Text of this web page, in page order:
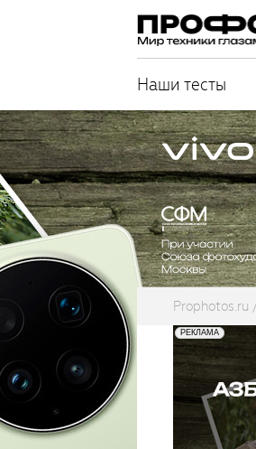
Наши тесты
Prophotos.ru